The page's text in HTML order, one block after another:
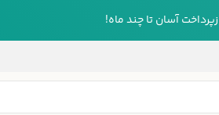
آسان تا چند ماه!